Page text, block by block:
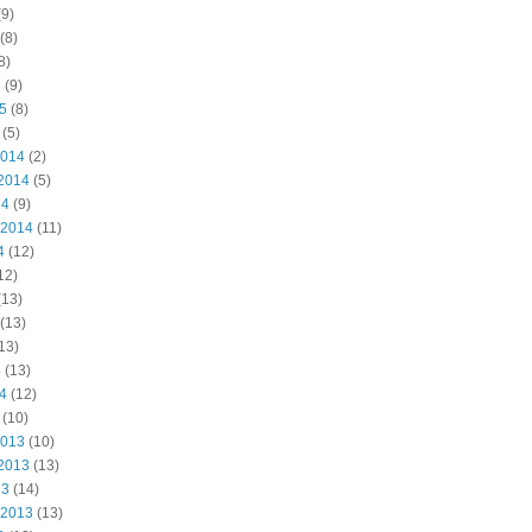
(9)
(8)
(5)
(2)
(5)
(9)
(11)
(12)
(13)
(12)
(10)
(10)
(13)
(14)
(13)